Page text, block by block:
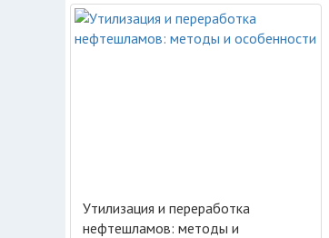
Утилизация и переработка
нефтешламов: методы и